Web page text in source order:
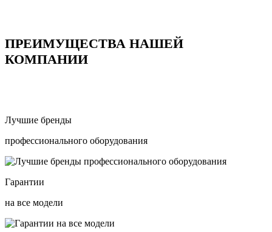
ПРЕИМУЩЕСТВА НАШЕЙ
КОМПАНИИ
Лучшие бренды
профессионального оборудования
Гарантии
на все модели